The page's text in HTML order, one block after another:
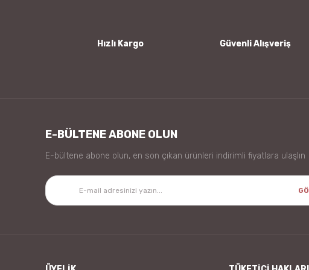
Hızlı Kargo Güvenli Alışveriş
E-BÜLTENE ABONE OLUN
E-bültene abone olun, en son çıkan ürünleri indirimli fiyatlara ulaşlın